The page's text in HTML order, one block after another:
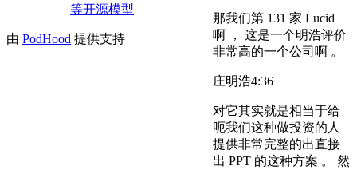
等开源模型
由 PodHood 提供支持
那我们第 131 家 Lucid
啊 ， 这是一个明浩评价
非常高的一个公司啊 。
庄明浩4:36
对它其实就是相当于给
呃我们这种做投资的人
提供非常完整的出直接
出 PPT 的这种方案 。 然